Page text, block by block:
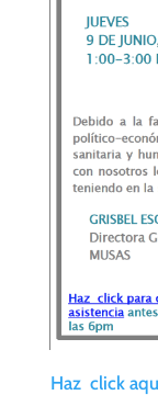
Haz click